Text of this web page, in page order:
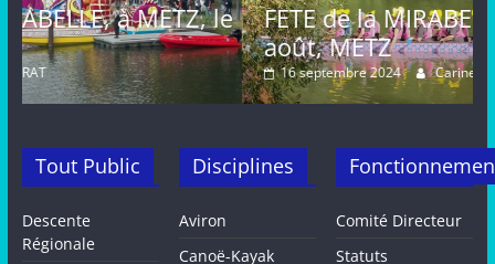
le
FETE de la MIRABELLE, dimanche 25
août, METZ
16 septembre 2024 Carine MARAT
Tout Public
Descente
Régionale
Disciplines
Aviron
Canoë-Kayak
Comité Directeur
Statuts